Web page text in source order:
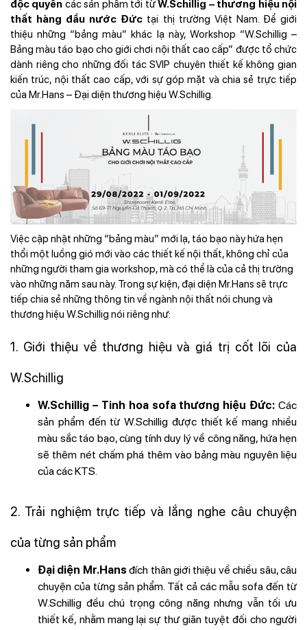
độc quyền các sản phẩm tới từW.Schillig – thương hiệu nội
thất hàng đầu nước Đức tại thị trường Việt Nam. Để giới
thiệu những “bảng màu” khác lạ này, Workshop “W.Schillig –
Bảng màu táo bạo cho giới chơi nội thất cao cấp” được tổ chức
dành riêng cho những đối tác SVIP chuyên thiết kế không gian
kiến trúc, nội thất cao cấp, với sự góp mặt và chia sẻ trực tiếp
của Mr.Hans – Đại diện thương hiệu W.Schillig.
Việc cập nhật những “bảng màu” mới lạ, táo bạo này hứa hẹn
thổi một luồng gió mới vào các thiết kế nội thất, không chỉ của
những người tham gia workshop, mà có thể là của cả thị trường
vào những năm sau này. Trong sự kiện, đại diện Mr.Hans sẽ trực
tiếp chia sẻ những thông tin về ngành nội thất nói chung và
thương hiệu W.Schillig nói riêng như:
1. Giới thiệu về thương hiệu và giá trị cốt lõi của
W.Schillig
W.Schillig – Tinh hoa sofa thương hiệu Đức: Các
sản phẩm đến từ W.Schillig được thiết kế mang nhiều
màu sắc táo bạo, cùng tính duy lý về công năng, hứa hẹn
sẽ thêm nét chấm phá thêm vào bảng màu nguyên liệu
của các KTS.
2. Trải nghiệm trực tiếp và lắng nghe câu chuyện
của từng sản phẩm
Đại diện Mr.Hans đích thân giới thiệu về chiều sâu, câu
chuyện của từng sản phẩm. Tất cả các mẫu sofa đến từ
W.Schillig đều chú trọng công năng nhưng vẫn tối ưu
thiết kế, nhằm mang lại sự thư giãn tuyệt đối cho người